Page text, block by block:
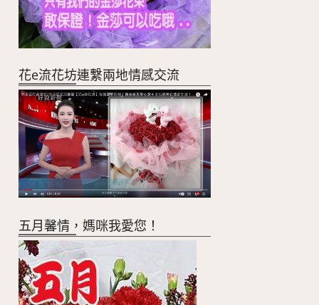
花e流花坊連繫兩地情感交流
五月馨情，媽咪我愛您！